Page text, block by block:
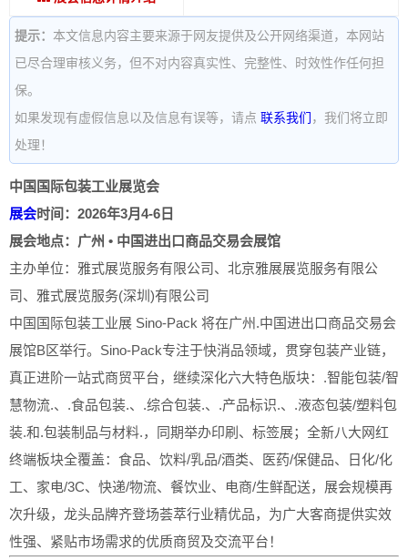
提示： 本文信息内容主要来源于网友提供及公开网络渠道，本网站
已尽合理审核义务，但不对内容真实性、完整性、时效性作任何担
保。
如果发现有虚假信息以及信息有误等，请点 联系我们 ，我们将立即
处理！
中国国际包装工业展览会
展会时间：2026年3月4-6日
展会地点：广州 • 中国进出口商品交易会展馆
主办单位：雅式展览服务有限公司、北京雅展展览服务有限公
司、雅式展览服务(深圳)有限公司
中国国际包装工业展 Sino-Pack 将在广州.中国进出口商品交易会
展馆B区举行。Sino-Pack专注于快消品领域，贯穿包装产业链，
真正进阶一站式商贸平台，继续深化六大特色版块：.智能包装/智
慧物流.、.食品包装.、.综合包装.、.产品标识.、.液态包装/塑料包
装.和.包装制品与材料.，同期举办印刷、标签展；全新八大网红
终端板块全覆盖：食品、饮料/乳品/酒类、医药/保健品、日化/化
工、家电/3C、快递/物流、餐饮业、电商/生鲜配送，展会规模再
次升级，龙头品牌齐登场荟萃行业精优品，为广大客商提供实效
性强、紧贴市场需求的优质商贸及交流平台！